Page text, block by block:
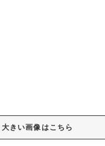
大きい画像はこちら